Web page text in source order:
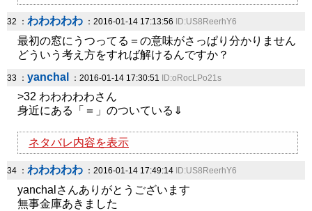
32 ： わわわわわ ：2016-01-14 17:13:56 ID:US8ReerhY6
最初の窓にうつってる＝の意味がさっぱり分かりません
どういう考え方をすれば解けるんですか？
33 ： yanchal ：2016-01-14 17:30:51 ID:oRocLPo21s
>32 わわわわわさん
身近にある「＝」のついている⇓
ネタバレ内容を表示
34 ： わわわわわ ：2016-01-14 17:49:14 ID:US8ReerhY6
yanchalさんありがとうございます
無事金庫あきました